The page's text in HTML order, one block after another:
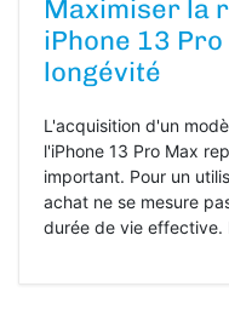
Maximiser la
iPhone 13
longévité
L'acquisition d'un
l'iPhone 13 Pro Max
important. Pour un
achat ne se mesure
durée de vie effective.